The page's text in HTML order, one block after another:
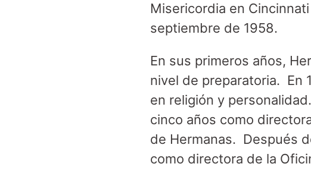
Misericordia en
septiembre de 1958.
En sus primeros años,
nivel de preparatoria. En
en religión y
cinco años como
de Hermanas. Después
como directora de la